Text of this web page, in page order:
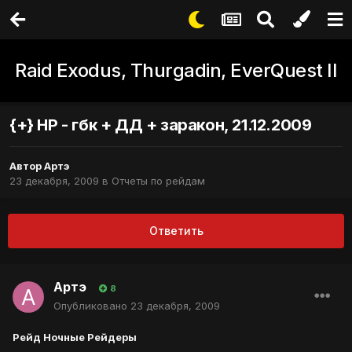
Raid Exodus, Thurgadin, EverQuest II
{+} НР - гбк + ДД + заракон, 21.12.2009
АвторАртэ
23 декабря, 2009 в Отчеты по рейдам
Ответить
Артэ 8
Опубликовано 23 декабря, 2009
Рейд Ночные Рейдеры